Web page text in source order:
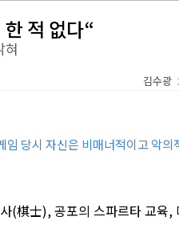
적 없다“
혀
김수광
당시 자신은 비매너적이고 악의
(棋士), 공포의 스파르타 교육,